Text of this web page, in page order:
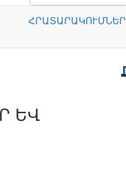
ՀՐԱՏԱՐԱԿՈՒՄՆԵՐ
ԵՎ